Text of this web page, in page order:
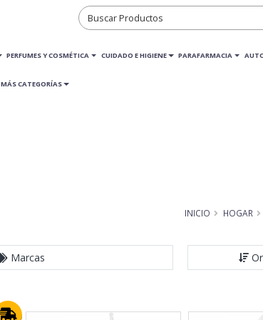
PERFUMES Y COSMÉTICA CUIDADO E HIGIENE PARAFARMACIA
MÁS CATEGORÍAS
INICIO HOGAR
Marcas